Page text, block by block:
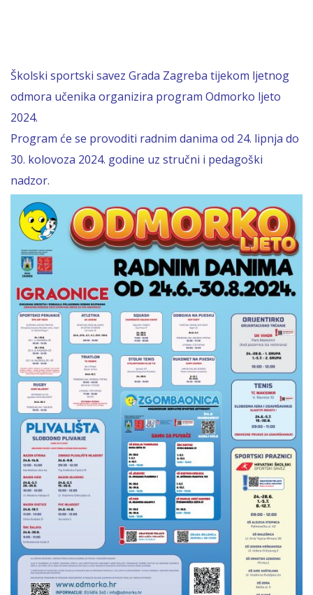
Školski sportski savez Grada Zagreba tijekom ljetnog
odmora učenika organizira program Odmorko ljeto
2024.
Program će se provoditi radnim danima od 24. lipnja do
30. kolovoza 2024. godine uz stručni i pedagoški
nadzor.